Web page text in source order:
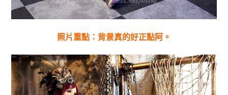
照片重點：背景真的好正點阿。